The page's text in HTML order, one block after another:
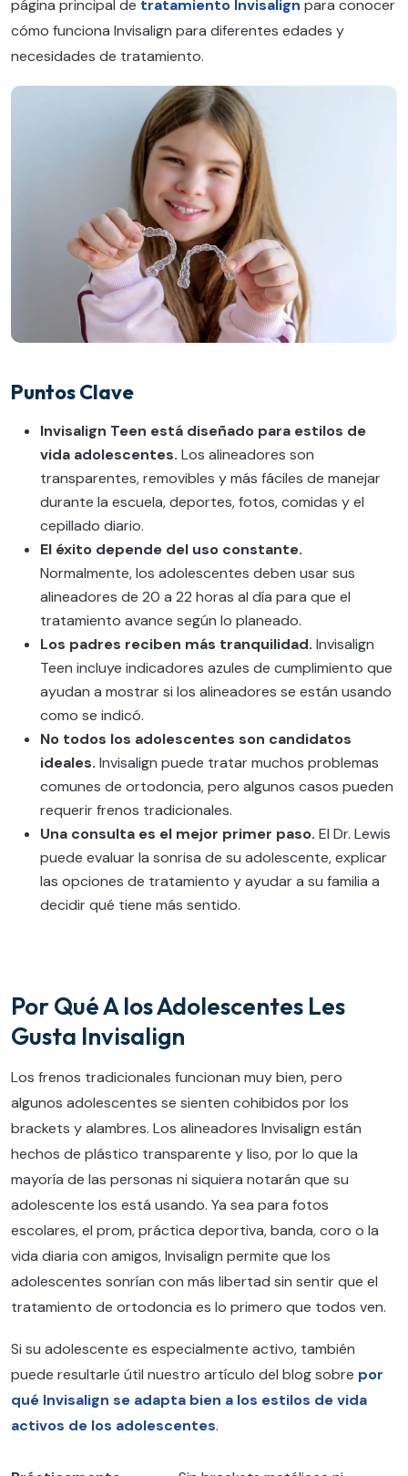
página principal de tratamiento Invisalign para conocer
cómo funciona Invisalign para diferentes edades y
necesidades de tratamiento.
Puntos Clave
Invisalign Teen está diseñado para estilos de
vida adolescentes. Los alineadores son
transparentes, removibles y más fáciles de manejar
durante la escuela, deportes, fotos, comidas y el
cepillado diario.
El éxito depende del uso constante.
Normalmente, los adolescentes deben usar sus
alineadores de 20 a 22 horas al día para que el
tratamiento avance según lo planeado.
Los padres reciben más tranquilidad. Invisalign
Teen incluye indicadores azules de cumplimiento que
ayudan a mostrar si los alineadores se están usando
como se indicó.
No todos los adolescentes son candidatos
ideales. Invisalign puede tratar muchos problemas
comunes de ortodoncia, pero algunos casos pueden
requerir frenos tradicionales.
Una consulta es el mejor primer paso. El Dr. Lewis
puede evaluar la sonrisa de su adolescente, explicar
las opciones de tratamiento y ayudar a su familia a
decidir qué tiene más sentido.
Por Qué A los Adolescentes Les
Gusta Invisalign
Los frenos tradicionales funcionan muy bien, pero
algunos adolescentes se sienten cohibidos por los
brackets y alambres. Los alineadores Invisalign están
hechos de plástico transparente y liso, por lo que la
mayoría de las personas ni siquiera notarán que su
adolescente los está usando. Ya sea para fotos
escolares, el prom, práctica deportiva, banda, coro o la
vida diaria con amigos, Invisalign permite que los
adolescentes sonrían con más libertad sin sentir que el
tratamiento de ortodoncia es lo primero que todos ven.
Si su adolescente es especialmente activo, también
puede resultarle útil nuestro artículo del blog sobre por
qué Invisalign se adapta bien a los estilos de vida
activos de los adolescentes.